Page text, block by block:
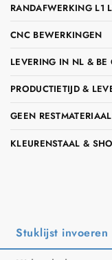
RANDAFWERKING L1
CNC BEWERKINGEN
LEVERING IN NL & BE
PRODUCTIETIJD &
GEEN RESTMATERIAAL
KLEURENSTAAL &
Stuklijst invoeren